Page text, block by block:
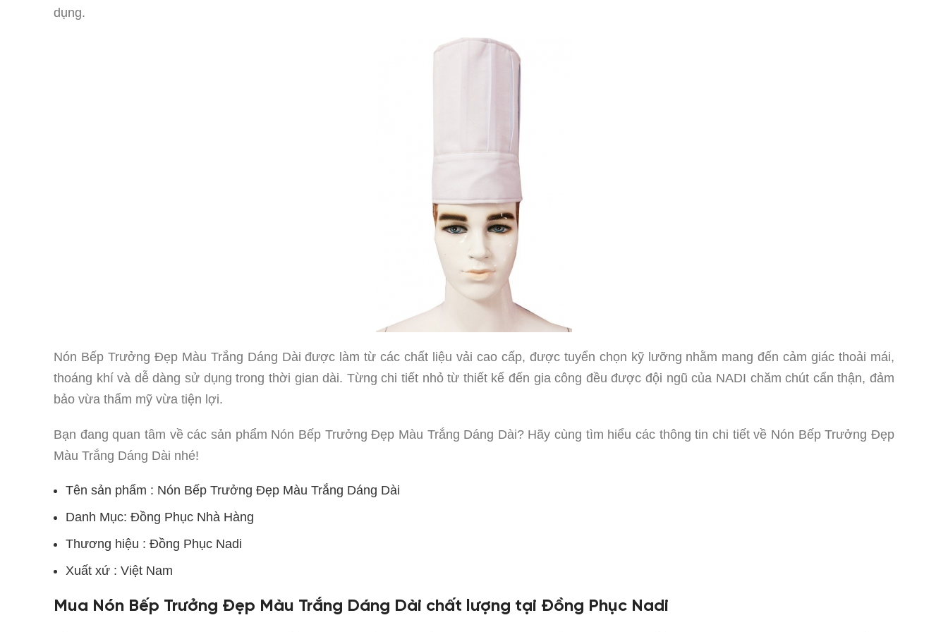
dụng.
Nón Bếp Trưởng Đẹp Màu Trắng Dáng Dài được làm từ các chất liệu vải cao cấp, được tuyển chọn kỹ lưỡng nhằm mang đến cảm giác thoải mái,
thoáng khí và dễ dàng sử dụng trong thời gian dài. Từng chi tiết nhỏ từ thiết kế đến gia công đều được đội ngũ của NADI chăm chút cẩn thận, đảm
bảo vừa thẩm mỹ vừa tiện lợi.
Bạn đang quan tâm về các sản phẩm Nón Bếp Trưởng Đẹp Màu Trắng Dáng Dài? Hãy cùng tìm hiểu các thông tin chi tiết về Nón Bếp Trưởng Đẹp
Màu Trắng Dáng Dài nhé!
Tên sản phẩm : Nón Bếp Trưởng Đẹp Màu Trắng Dáng Dài
Danh Mục: Đồng Phục Nhà Hàng
Thương hiệu : Đồng Phục Nadi
Xuất xứ : Việt Nam
Mua Nón Bếp Trưởng Đẹp Màu Trắng Dáng Dài chất lượng tại Đồng Phục Nadi